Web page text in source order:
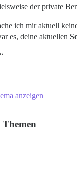
der private
ich mir aktuell
es, deine aktuellen
anzeigen